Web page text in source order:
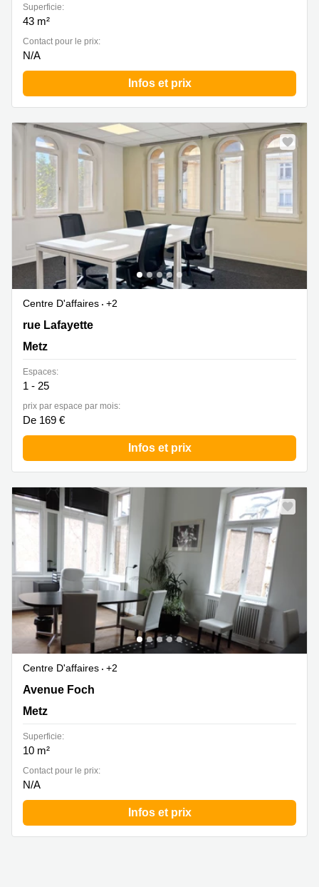
Superficie:
43 m²
Contact pour le prix:
N/A
Infos et prix
Centre D'affaires
+2
2 rue Lafayette, Metz
rue Lafayette
Metz
Espaces:
1 - 25
prix par espace par mois:
De 169 €
Infos et prix
Centre D'affaires
+2
26 Avenue Foch, Metz
Avenue Foch
Metz
Superficie:
10 m²
Contact pour le prix:
N/A
Infos et prix